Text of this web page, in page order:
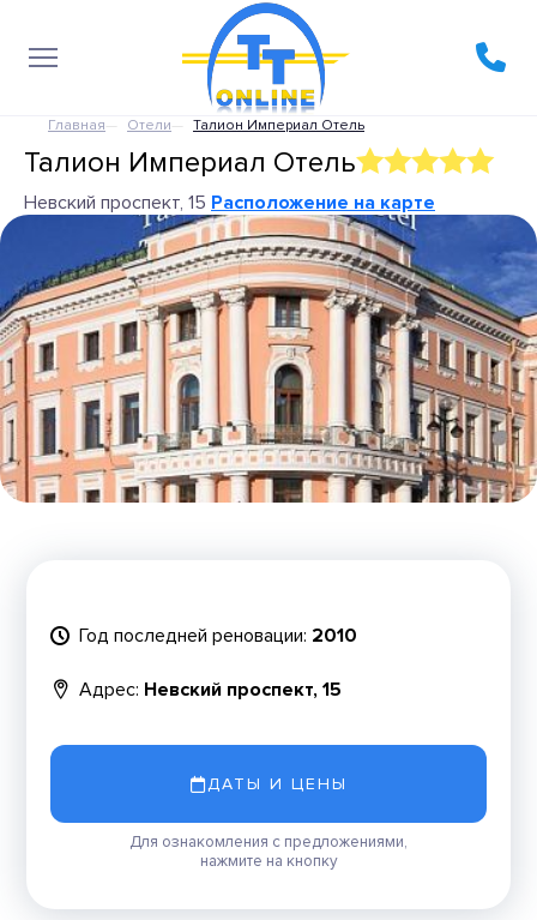
Главная Отели Талион Империал Отель
Талион Империал Отель
Невский проспект, 15 Расположение на карте
Год последней реновации: 2010
Адрес: Невский проспект, 15
ДАТЫ И ЦЕНЫ
Для ознакомления с предложениями,
нажмите на кнопку